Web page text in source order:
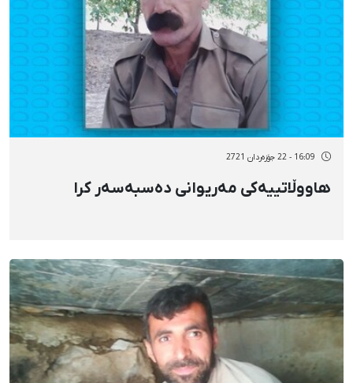
16:09 - 22 جۆزەردان 2721
هاووڵاتییەکی مەریوانی دەسبەسەر کرا